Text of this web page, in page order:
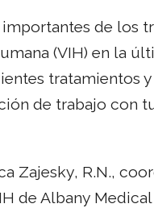
de los
(VIH) en la
tratamientos
de trabajo con
Zajesky, R.N.,
de Albany